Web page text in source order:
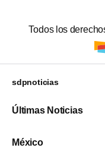
Todos los
sdpnoticias
Últimas Noticias
México